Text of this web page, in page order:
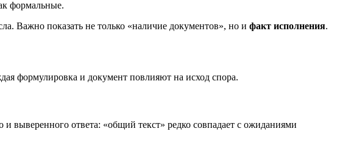
формальные.
Важно показать не только «наличие документов», но и факт исполнения.
формулировка и документ повлияют на исход спора.
выверенного ответа: «общий текст» редко совпадает с ожиданиями